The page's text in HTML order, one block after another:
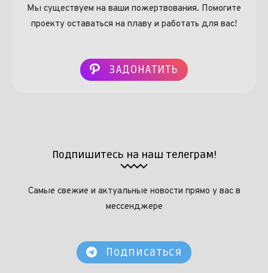
Мы существуем на ваши пожертвования. Помогите
проекту оставаться на плаву и работать для вас!
ЗАДОНАТИТЬ
Подпишитесь на наш телеграм!
Самые свежие и актуальные новости прямо у вас в
мессенджере
Подписаться